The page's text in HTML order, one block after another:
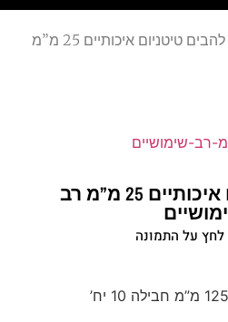
/ להבים טיטניום איכותיים 25 מ”מ
להבים טיטניום איכותיים 25 מ”מ רב
על התמונה